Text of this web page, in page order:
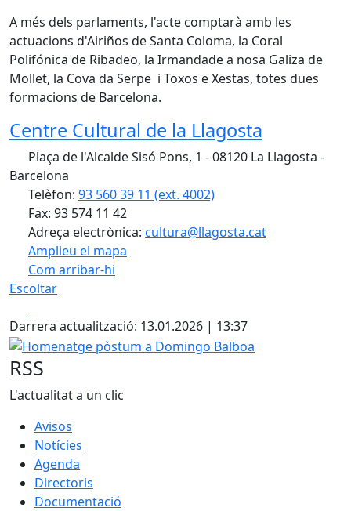
A més dels parlaments, l'acte comptarà amb les
actuacions d'Airiños de Santa Coloma, la Coral
Polifónica de Ribadeo, la Irmandade a nosa Galiza de
Mollet, la Cova da Serpe i Toxos e Xestas, totes dues
formacions de Barcelona.
Centre Cultural de la Llagosta
Plaça de l'Alcalde Sisó Pons, 1 - 08120 La Llagosta -
Barcelona
Telèfon: 93 560 39 11 (ext. 4002)
Fax: 93 574 11 42
Adreça electrònica: cultura@llagosta.cat
Amplieu el mapa
Com arribar-hi
+
−
Escoltar
Darrera actualització: 13.01.2026 | 13:37
Homenatge pòstum a Domingo Balboa
RSS
L'actualitat a un clic
Avisos
Notícies
Agenda
Directoris
Documentació